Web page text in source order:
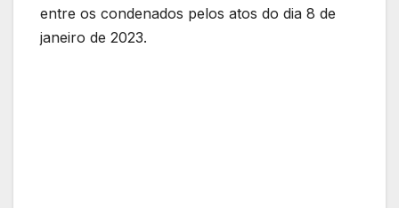
entre os condenados pelos atos do dia 8 de
janeiro de 2023.